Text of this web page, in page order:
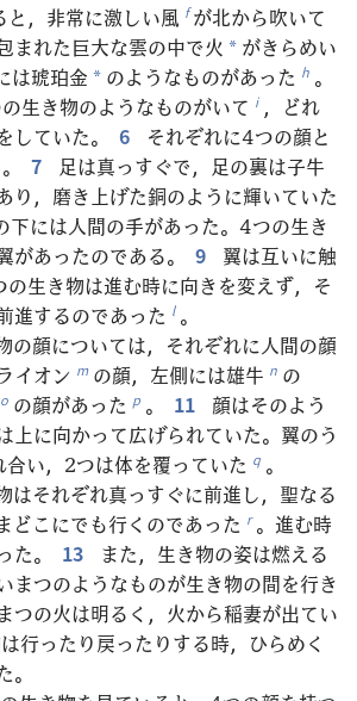
と，非常に激しい風 f が北から吹いて
まれた巨大な雲の中で火 * がきらめい
は琥珀金 * のようなものがあった h 。
生き物のようなものがいて i ，どれ
していた。
6
それぞれに4つの顔と
。 7
足は真っすぐで，足の裏は子牛
り，磨き上げた銅のように輝いていた
下には人間の手があった。4つの生き
があったのである。
9
翼は互いに触
生き物は進む時に向きを変えず，そ
進するのであった l 。
の顔については，それぞれに人間の顔
イオン m の顔，左側には雄牛 n の
o の顔があった p 。 11
顔はそのよう
上に向かって広げられていた。翼のう
い，2つは体を覆っていた q 。
はそれぞれ真っすぐに前進し，聖なる
どこにでも行くのであった r 。進む時
。
13
また，生き物の姿は燃える
まつのようなものが生き物の間を行き
つの火は明るく，火から稲妻が出てい
行ったり戻ったりする時，ひらめく